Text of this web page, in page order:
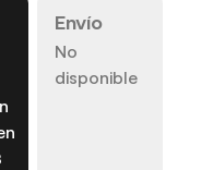
Envío
No
disponible